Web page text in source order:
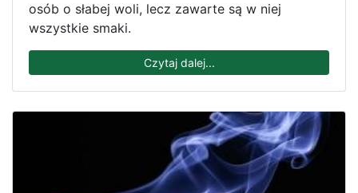
osób o słabej woli, lecz zawarte są w niej
wszystkie smaki.
Czytaj dalej...